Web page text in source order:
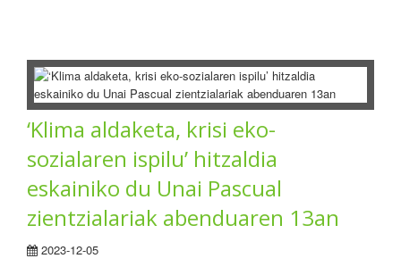
‘Klima aldaketa, krisi eko-
sozialaren ispilu’ hitzaldia
eskainiko du Unai Pascual
zientzialariak abenduaren 13an
2023-12-05